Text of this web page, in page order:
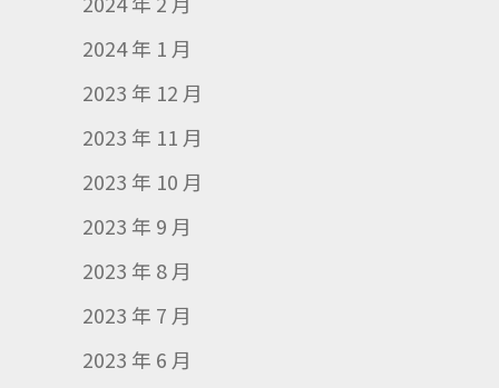
2024 年 1 月
2023 年 12 月
2023 年 11 月
2023 年 10 月
2023 年 9 月
2023 年 8 月
2023 年 7 月
2023 年 6 月